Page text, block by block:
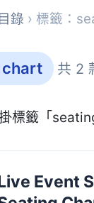
錄 › 標籤：
chart 共 2
標籤「
Event